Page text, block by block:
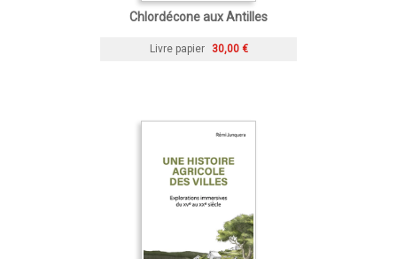
Chlordécone aux Antilles
Livre papier 30,00 €